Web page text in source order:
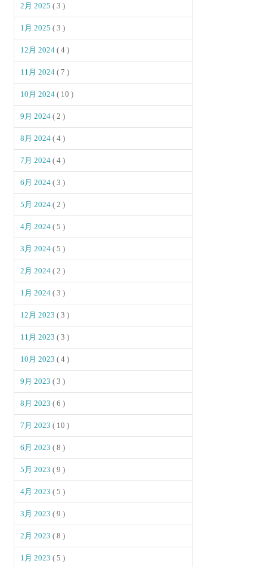
2月 2025( 3 )
1月 2025( 3 )
12月 2024( 4 )
11月 2024( 7 )
10月 2024( 10 )
9月 2024( 2 )
8月 2024( 4 )
7月 2024( 4 )
6月 2024( 3 )
5月 2024( 2 )
4月 2024( 5 )
3月 2024( 5 )
2月 2024( 2 )
1月 2024( 3 )
12月 2023( 3 )
11月 2023( 3 )
10月 2023( 4 )
9月 2023( 3 )
8月 2023( 6 )
7月 2023( 10 )
6月 2023( 8 )
5月 2023( 9 )
4月 2023( 5 )
3月 2023( 9 )
2月 2023( 8 )
1月 2023( 5 )